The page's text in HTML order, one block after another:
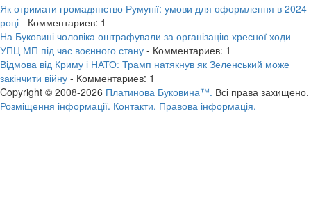
Як отримати громадянство Румунії: умови для оформлення в 2024
році - Комментариев: 1
На Буковині чоловіка оштрафували за організацію хресної ходи
УПЦ МП під час воєнного стану - Комментариев: 1
Відмова від Криму і НАТО: Трамп натякнув як Зеленський може
закінчити війну - Комментариев: 1
Copyright © 2008-2026 Платинова Буковина™. Всі права захищено.
Розміщення інформації. Контакти. Правова інформація.